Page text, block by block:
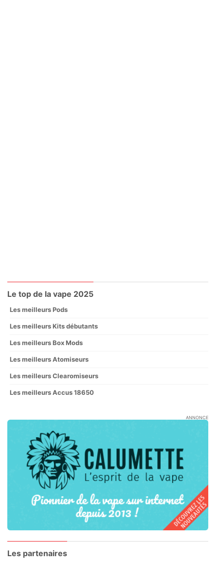
Le top de la vape 2025
Les meilleurs Pods
Les meilleurs Kits débutants
Les meilleurs Box Mods
Les meilleurs Atomiseurs
Les meilleurs Clearomiseurs
Les meilleurs Accus 18650
ANNONCE
Les partenaires